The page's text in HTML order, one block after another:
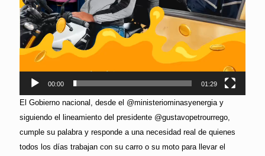
00:00 01:29
El Gobierno nacional, desde el @ministeriominasyenergia y
siguiendo el lineamiento del presidente @gustavopetrourrego,
cumple su palabra y responde a una necesidad real de quienes
todos los días trabajan con su carro o su moto para llevar el